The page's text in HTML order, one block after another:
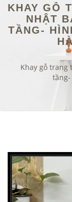
KHAY GỖ
NHẬT
TẦNG-
Khay gỗ trang